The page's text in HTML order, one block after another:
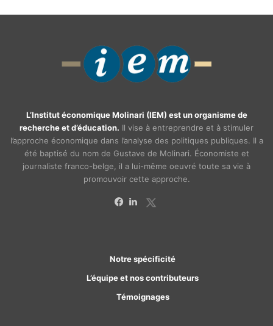
L’Institut économique Molinari (IEM) est un organisme de
recherche et d’éducation. Il vise à entreprendre et à stimuler
l’approche économique dans l’analyse des politiques publiques. Il a
été baptisé du nom de Gustave de Molinari. Économiste et
journaliste franco-belge, il a lui-même oeuvré toute sa vie à
promouvoir cette approche.
Notre spécificité
L’équipe et nos contributeurs
Témoignages